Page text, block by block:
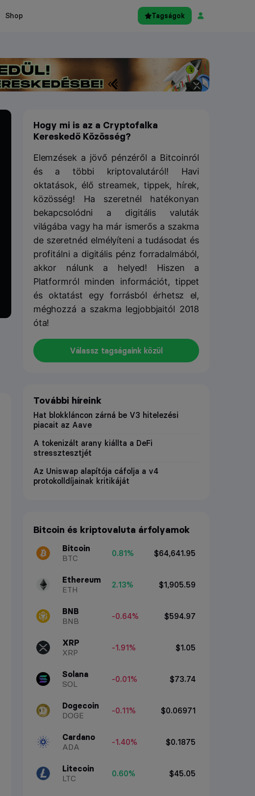
Shop Tagságok
Hogy mi is az a Cryptofalka
Kereskedő Közösség?
Elemzések a jövő pénzéről a Bitcoinról
és a többi kriptovalutáról! Havi
oktatások, élő streamek, tippek, hírek,
közösség! Ha szeretnél hatékonyan
bekapcsolódni a digitális valuták
világába vagy ha már ismerős a szakma
de szeretnéd elmélyíteni a tudásodat és
profitálni a digitális pénz forradalmából,
akkor nálunk a helyed! Hiszen a
Platformról minden információt, tippet
és oktatást egy forrásból érhetsz el,
méghozzá a szakma legjobbjaitól 2018
óta!
Válassz tagságaink közül
További híreink
Hat blokkláncon zárná be V3 hitelezési
piacait az Aave
A tokenizált arany kiállta a DeFi
stressztesztjét
Az Uniswap alapítója cáfolja a v4
protokolldíjainak kritikáját
Bitcoin és kriptovaluta árfolyamok
Bitcoin
BTC
0.81% $64,641.95
Ethereum
ETH
2.13% $1,905.59
BNB
BNB
-0.64% $594.97
XRP
XRP
-1.91% $1.05
Solana
SOL
-0.01% $73.74
Dogecoin
DOGE
-0.11% $0.06971
Cardano
ADA
-1.40% $0.1875
Litecoin
LTC
0.60% $45.05